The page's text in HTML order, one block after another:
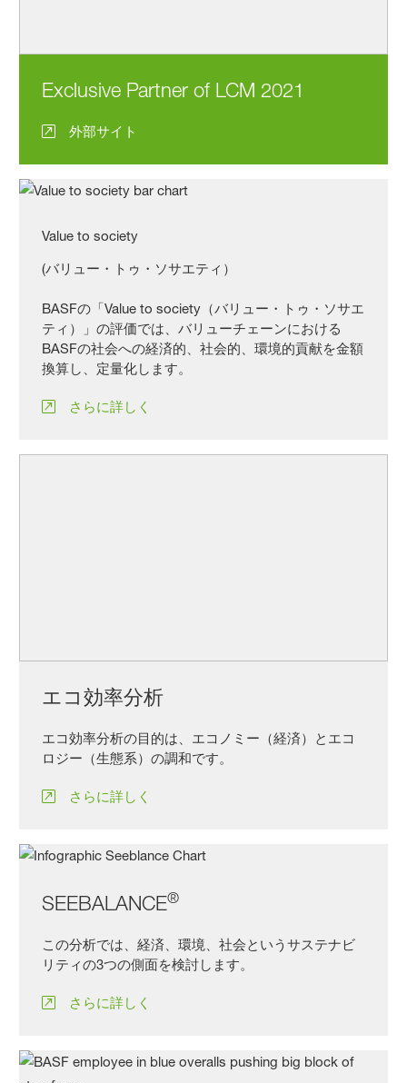
Exclusive Partner of LCM 2021
外部サイト
Value to society
(バリュー・トゥ・ソサエティ）
BASFの「Value to society（バリュー・トゥ・ソサエ
ティ）」の評価では、バリューチェーンにおける
BASFの社会への経済的、社会的、環境的貢献を金額
換算し、定量化します。
さらに詳しく
エコ効率分析
エコ効率分析の目的は、エコノミー（経済）とエコ
ロジー（生態系）の調和です。
さらに詳しく
SEEBALANCE®
この分析では、経済、環境、社会というサステナビ
リティの3つの側面を検討します。
さらに詳しく